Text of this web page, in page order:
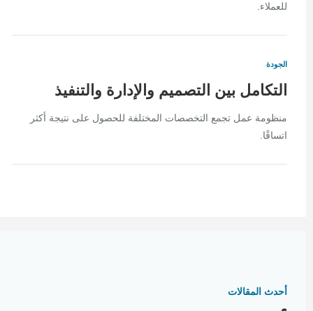
للعملاء.
الجودة
التكامل بين التصميم والإدارة والتنفيذ
منظومة عمل تجمع التخصصات المختلفة للحصول على نتيجة أكثر
اتساقًا.
أحدث المقالات